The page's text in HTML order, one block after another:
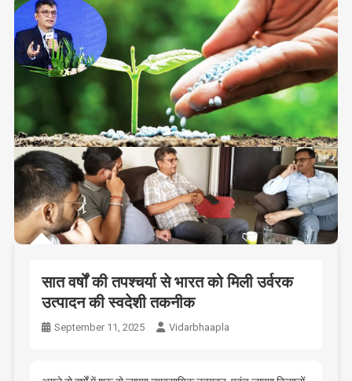
सात वर्षों की तपश्चर्या से भारत को मिली उर्वरक
उत्पादन की स्वदेशी तकनीक
September 11, 2025 Vidarbhaapla